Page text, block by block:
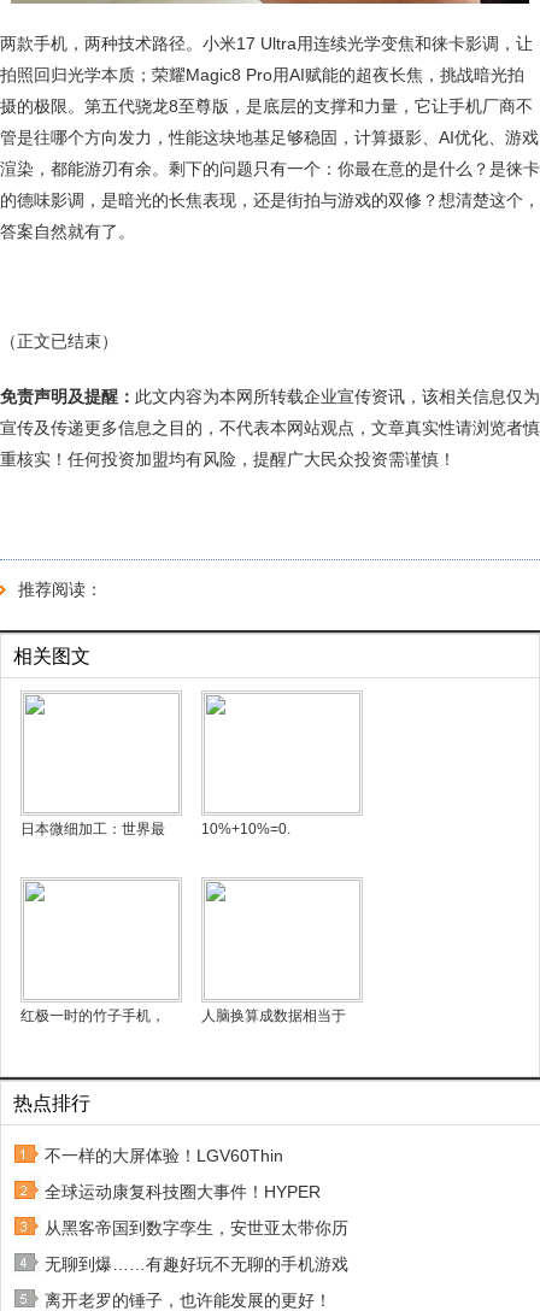
两款手机，两种技术路径。小米17 Ultra用连续光学变焦和徕卡影调，让
拍照回归光学本质；荣耀Magic8 Pro用AI赋能的超夜长焦，挑战暗光拍
摄的极限。第五代骁龙8至尊版，是底层的支撑和力量，它让手机厂商不
管是往哪个方向发力，性能这块地基足够稳固，计算摄影、AI优化、游戏
渲染，都能游刃有余。剩下的问题只有一个：你最在意的是什么？是徕卡
的德味影调，是暗光的长焦表现，还是街拍与游戏的双修？想清楚这个，
答案自然就有了。
（正文已结束）
免责声明及提醒： 此文内容为本网所转载企业宣传资讯，该相关信息仅为
宣传及传递更多信息之目的，不代表本网站观点，文章真实性请浏览者慎
重核实！任何投资加盟均有风险，提醒广大民众投资需谨慎！
推荐阅读：
相关图文
日本微细加工：世界最 10%+10%=0.
红极一时的竹子手机， 人脑换算成数据相当于
热点排行
不一样的大屏体验！LGV60Thin
全球运动康复科技圈大事件！HYPER
从黑客帝国到数字孪生，安世亚太带你历
无聊到爆……有趣好玩不无聊的手机游戏
离开老罗的锤子，也许能发展的更好！